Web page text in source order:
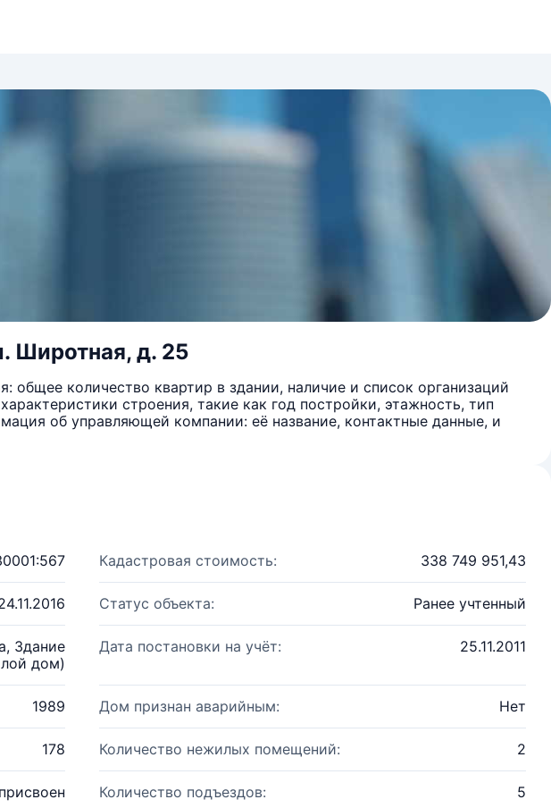
Широтная, д. 25
количество квартир в здании, наличие и список организаций
строения, такие как год постройки, этажность, тип
об управляющей компании: её название, контактные данные, и
Кадастровая стоимость: 338 749 951,43
Статус объекта: Ранее учтенный
Здание
дом)
Дата постановки на учёт: 25.11.2011
1989 Дом признан аварийным: Нет
178 Количество нежилых помещений: 2
Количество подъездов: 5